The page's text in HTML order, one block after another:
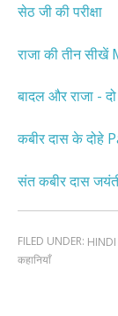
सेठ जी की परीक्षा
राजा की तीन
बादल और राजा -
कबीर दास के दोहे
संत कबीर दास
FILED UNDER: HINDI
कहानियाँ